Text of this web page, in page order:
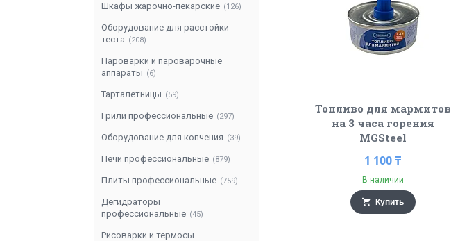
Топливо для мармитов
на 3 часа горения
MGSteel
1 100 ₸
В наличии
Купить
Шкафы жарочно-пекарские 126
Оборудование для расстойки
теста
208
Пароварки и пароварочные
аппараты
6
Тарталетницы 59
Грили профессиональные 297
Оборудование для копчения 39
Печи профессиональные 879
Плиты профессиональные 759
Дегидраторы
профессиональные
45
Рисоварки и термосы